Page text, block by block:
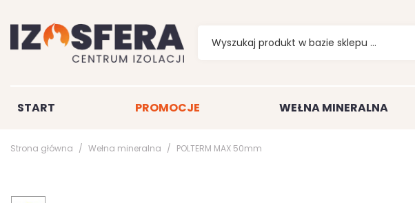
START PROMOCJE WEŁNA MINERALNA
Strona główna Wełna mineralna POLTERM MAX 50mm